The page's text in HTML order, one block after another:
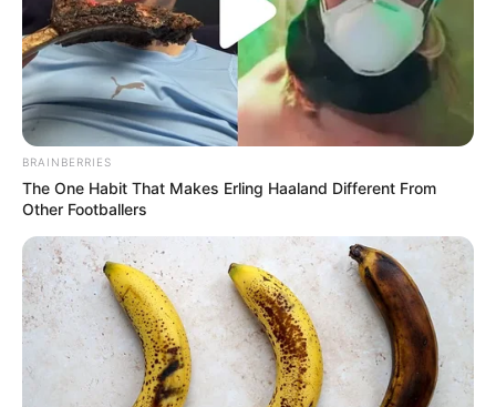
9 SIGN OF STARS
12 LOVELY JAP
En cas de non-partant ou pour un champ élargi et par
ordre de préférence:
5 FEU DE DIEU
8 ASTROLOGER
Retrouvez chaque jour « LES PRONOSTICS QUINTE DE LA
PRESSE«
TICKET SPOT FONCTIONNE A NOUVEAU !
BRAINBERRIES
The One Habit That Makes Erling Haaland Different From
Other Footballers